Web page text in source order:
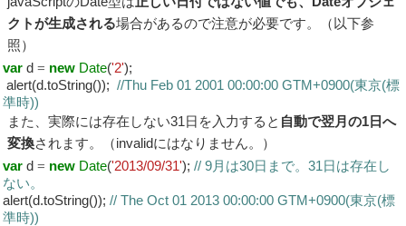
クトが生成される場合があるので注意が必要です。（以下参
照）
var d = new Date('2');
alert(d.toString()); //Thu Feb 01 2001 00:00:00 GTM+0900(東京(標
準時))
また、実際には存在しない31日を入力すると 自動で翌月の1日へ
変換されます。（invalidにはなりません。）
var d = new Date('2013/09/31'); // 9月は30日まで。31日は存在し
ない。
alert(d.toString()); // The Oct 01 2013 00:00:00 GTM+0900(東京(標
準時))